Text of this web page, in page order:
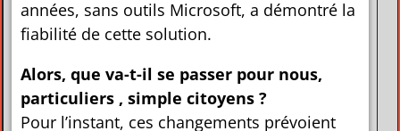
années, sans outils Microsoft, a démontré la
fiabilité de cette solution.
Alors, que va-t-il se passer pour nous,
particuliers , simple citoyens ?
Pour l’instant, ces changements prévoient